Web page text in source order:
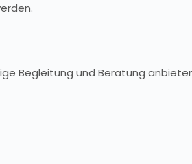
Begleitung und Beratung